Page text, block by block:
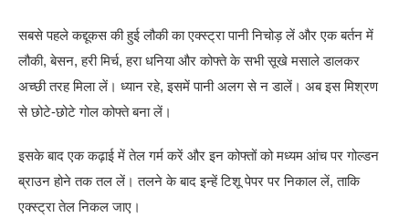
सबसे पहले कद्दूकस की हुई लौकी का एक्स्ट्रा पानी निचोड़ लें और एक बर्तन में
लौकी, बेसन, हरी मिर्च, हरा धनिया और कोफ्ते के सभी सूखे मसाले डालकर
अच्छी तरह मिला लें। ध्यान रहे, इसमें पानी अलग से न डालें। अब इस मिश्रण
से छोटे-छोटे गोल कोफ्ते बना लें।
इसके बाद एक कढ़ाई में तेल गर्म करें और इन कोफ्तों को मध्यम आंच पर गोल्डन
ब्राउन होने तक तल लें। तलने के बाद इन्हें टिशू पेपर पर निकाल लें, ताकि
एक्स्ट्रा तेल निकल जाए।